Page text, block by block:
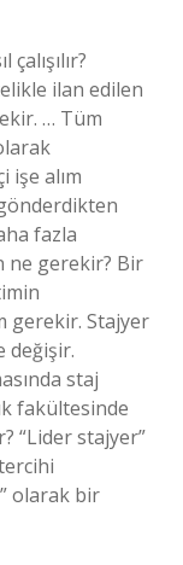
çalışılır?
ilan edilen
… Tüm
işe alım
fazla
ne gerekir? Bir
gerekir. Stajyer
değişir.
staj
fakültesinde
“Lider stajyer”
olarak bir